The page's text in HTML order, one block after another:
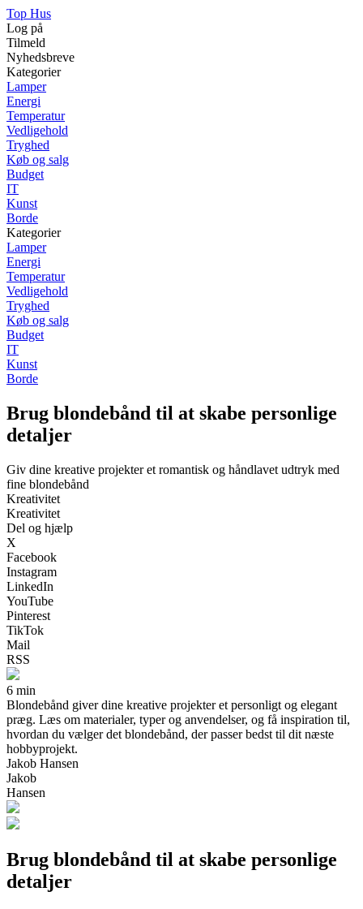
Top Hus
Log på
Tilmeld
Nyhedsbreve
Kategorier
Lamper
Energi
Temperatur
Vedligehold
Tryghed
Køb og salg
Budget
IT
Kunst
Borde
Kategorier
Lamper
Energi
Temperatur
Vedligehold
Tryghed
Køb og salg
Budget
IT
Kunst
Borde
Brug blondebånd til at skabe personlige
detaljer
Giv dine kreative projekter et romantisk og håndlavet udtryk med
fine blondebånd
Kreativitet
Kreativitet
Del og hjælp
X
Facebook
Instagram
LinkedIn
YouTube
Pinterest
TikTok
Mail
RSS
6 min
Blondebånd giver dine kreative projekter et personligt og elegant
præg. Læs om materialer, typer og anvendelser, og få inspiration til,
hvordan du vælger det blondebånd, der passer bedst til dit næste
hobbyprojekt.
Jakob Hansen
Jakob
Hansen
Brug blondebånd til at skabe personlige
detaljer